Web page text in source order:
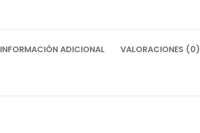
INFORMACIÓN ADICIONAL VALORACIONES (0)